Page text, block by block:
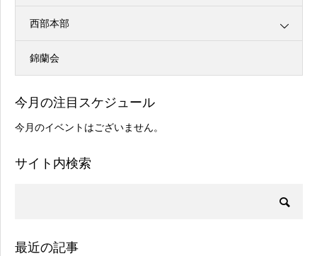
西部本部
錦蘭会
今月の注目スケジュール
今月のイベントはございません。
サイト内検索
最近の記事